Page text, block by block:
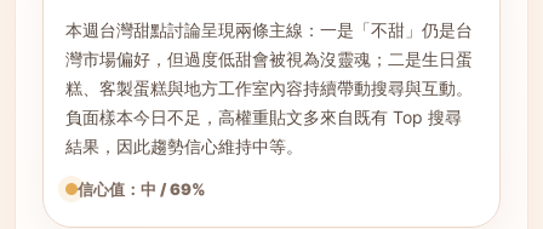
本週台灣甜點討論呈現兩條主線：一是「不甜」仍是台
灣市場偏好，但過度低甜會被視為沒靈魂；二是生日蛋
糕、客製蛋糕與地方工作室內容持續帶動搜尋與互動。
負面樣本今日不足，高權重貼文多來自既有 Top 搜尋
結果，因此趨勢信心維持中等。
信心值：中 / 69%